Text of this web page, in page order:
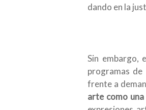
dando en la
Sin embargo,
programas
frente a
arte como